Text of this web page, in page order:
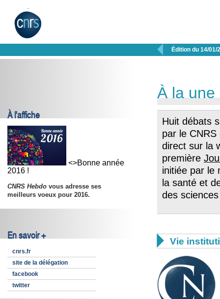
 Édition du 14/01/
À l'affiche
<>Bonne année
2016 !
CNRS Hebdo vous adresse ses
meilleurs voeux pour 2016.
En savoir +
cnrs.fr
site de la délégation
facebook
twitter
À la une
Huit débats
par le
direct sur la
première
initiée par le
la santé et
des
 Vie